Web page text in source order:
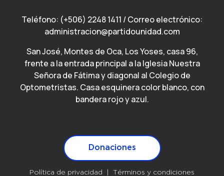
Teléfono: (+506) 2248 1411 / Correo electrónico:
administracion@partidounidad.com
San José, Montes de Oca, Los Yoses, casa 96,
frente a la entrada principal a la Iglesia Nuestra
Señora de Fátima y diagonal al Colegio de
Optometristas. Casa esquinera color blanco, con
bandera rojo y azul.
Donaciones
Política de privacidad Términos y condiciones
Donaciones